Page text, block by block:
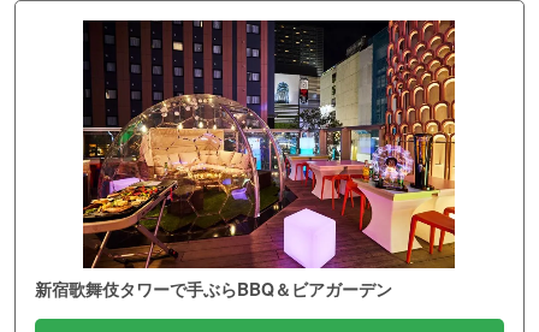
新宿歌舞伎タワーで手ぶらBBQ＆ビアガーデン